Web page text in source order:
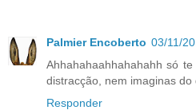
Palmier Encoberto 03/11/
Ahhahahaahhahahahh só
distracção, nem imaginas
Responder